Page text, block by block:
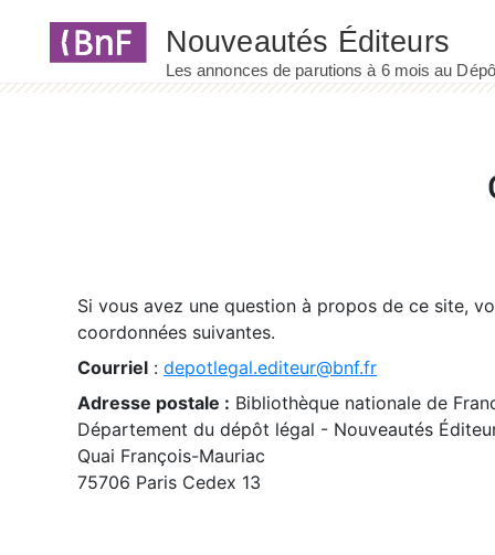
Si vous avez une question à propos de ce site,
coordonnées suivantes.
Courriel : depotlegal.editeur@bnf.fr
Adresse postale : Bibliothèque nationale de
Département du dépôt légal - Nouveautés
Quai François-Mauriac
75706 Paris Cedex 13